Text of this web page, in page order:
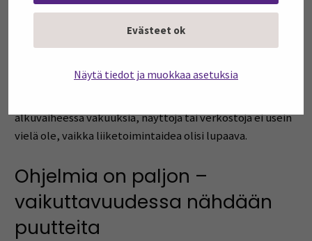
Evästeet ok
Näytä tiedot ja muokkaa asetuksia
tai tasaisesti jakautuvana. Yrittäjät, joilla on valmiiksi
verkostoja, uskottavuutta tai aiempaa kokemusta,
löytävät rahoitusta muita helpommin.
Tämä voi asettaa erityisesti uudet yrittäjät ja
alkuvaiheessa vakuuksia, näyttöjä tai verkostoja ei usein
vielä ole, vaikka liiketoimintaidea olisi lupaava.
Ohjelmia on paljon –
vaikuttavuudessa nähdään
puutteita